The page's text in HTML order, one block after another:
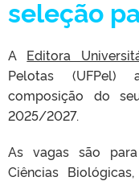
seleção
A Editora
Pelotas (UFPel)
composição do
2025/2027.
As vagas são
Ciências